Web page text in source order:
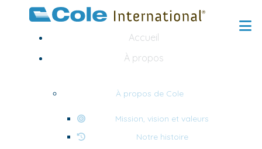
Accueil
À propos
À propos de Cole
Mission, vision et valeurs
Notre histoire